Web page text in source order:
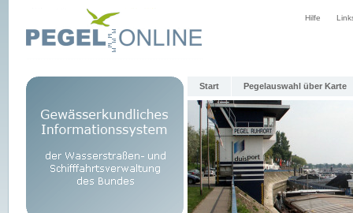
Hilfe
Start Pegelauswahl über Karte